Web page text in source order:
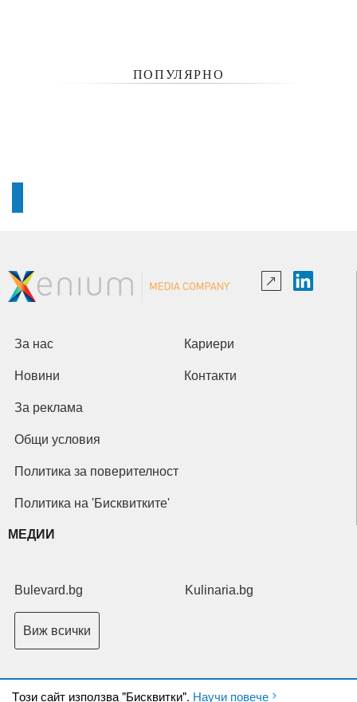
ПОПУЛЯРНО
Tози сайт използва "Бисквитки". Научи повече
За нас Кариери
Новини Контакти
За реклама
Общи условия
Политика за поверителност
Политика на 'Бисквитките'
МЕДИИ
Bulevard.bg Kulinaria.bg
Виж всички